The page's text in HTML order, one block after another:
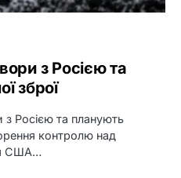
з Росією та
зброї
Росією та планують
контролю над
США…